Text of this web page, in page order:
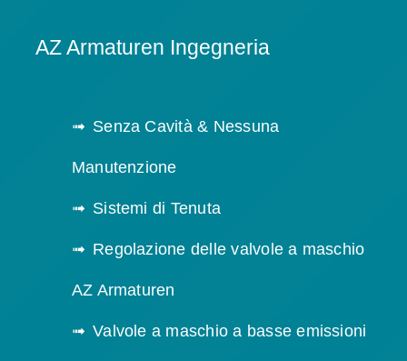
AZ Armaturen Ingegneria
Senza Cavità & Nessuna
Manutenzione
Sistemi di Tenuta
Regolazione delle valvole a maschio
AZ Armaturen
Valvole a maschio a basse emissioni